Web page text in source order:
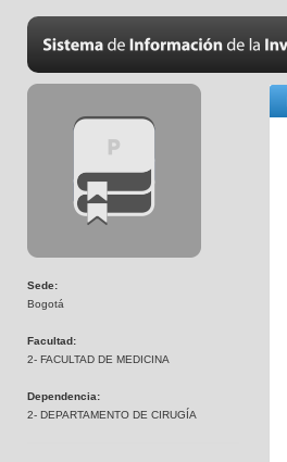
Sede:
Bogotá
Facultad:
2- FACULTAD DE MEDICINA
Dependencia:
2- DEPARTAMENTO DE CIRUGÍA